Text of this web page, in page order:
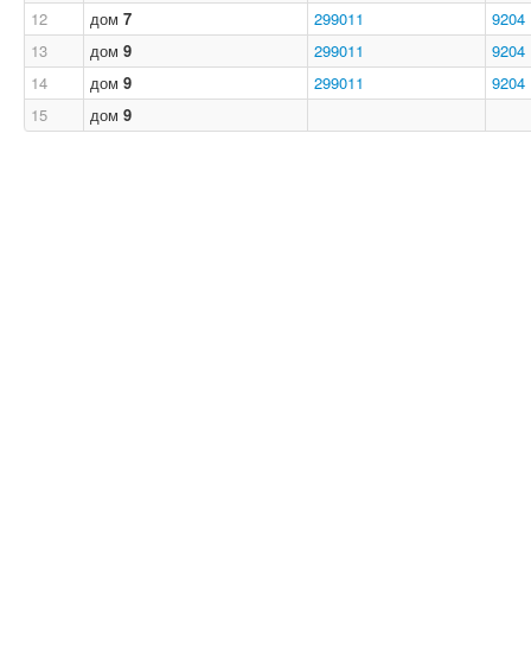
12
дом 7 299011
9204
13
дом 9 299011
9204
14
дом 9 299011
9204
15
дом 9